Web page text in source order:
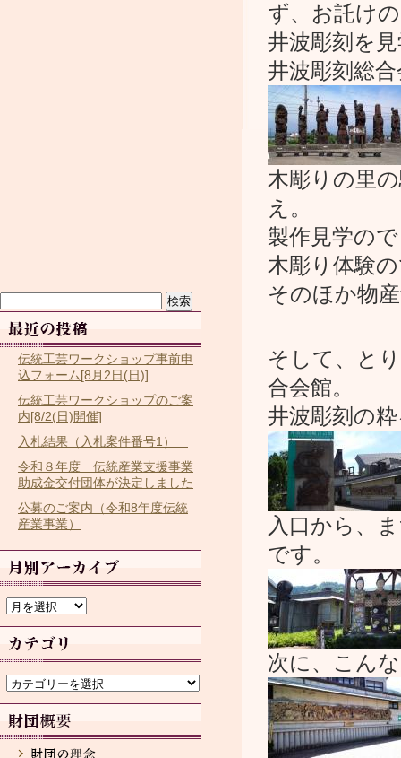
ず、お託け
井波彫刻を
井波彫刻総
木彫りの里
え。
製作見学の
木彫り体験
そのほか物
そして、と
合会館。
井波彫刻の
入口から、
です。
次に、こん
索:
伝統工芸ワークショップ事前申
込フォーム[8月2日(日)]
伝統工芸ワークショップのご案
内[8/2(日)開催]
入札結果（入札案件番号1）
令和８年度 伝統産業支援事業
助成金交付団体が決定しました
公募のご案内（令和8年度伝統
産業事業）
ー
カ
イ
ブ
ゴ
リ
ー